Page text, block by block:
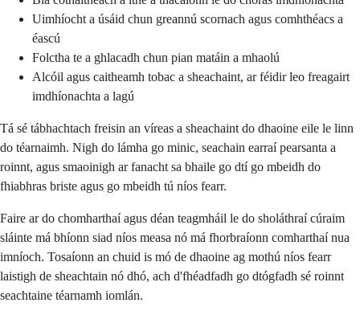
Uimhíocht a úsáid chun greannú scornach agus comhthéacs a
éascú
Folctha te a ghlacadh chun pian matáin a mhaolú
Alcóil agus caitheamh tobac a sheachaint, ar féidir leo freagairt
imdhíonachta a lagú
Tá sé tábhachtach freisin an víreas a sheachaint do dhaoine eile le linn
do téarnaimh. Nigh do lámha go minic, seachain earraí pearsanta a
roinnt, agus smaoinigh ar fanacht sa bhaile go dtí go mbeidh do
fhiabhras briste agus go mbeidh tú níos fearr.
Faire ar do chomharthaí agus déan teagmháil le do sholáthraí cúraim
sláinte má bhíonn siad níos measa nó má fhorbraíonn comharthaí nua
imníoch. Tosaíonn an chuid is mó de dhaoine ag mothú níos fearr
laistigh de sheachtain nó dhó, ach d'fhéadfadh go dtógfadh sé roinnt
seachtaine téarnamh iomlán.